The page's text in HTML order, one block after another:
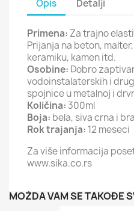
Opis Detalji
Primena: Za trajno
Prijanja na beton,
keramiku, kamen itd.
Osobine: Dobro
vodoinstalaterskih i
spojnice u metalnoj i
Količina:300ml
Boja: bela, siva crna i
Rok trajanja: 12 meseci
Za više informacija
www.sika.co.rs
MOŽDA VAM SE TAKOĐE